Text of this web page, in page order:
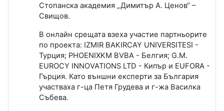
Стопанска академия „Димитър А. Ценов“ –
Свищов.
В онлайн срещата взеха участие партньорите
по проекта: IZMIR BAKIRCAY UNIVERSITESI -
Турция; PHOENIXKM BVBA - Белгия; G.M.
EUROCY INNOVATIONS LTD - Кипър и EUFORA -
Гърция. Като външни експерти за България
участваха г-ца Петя Грудева и г-жа Василка
Събева.